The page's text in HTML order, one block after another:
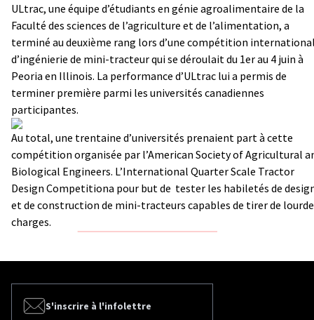
ULtrac, une équipe d’étudiants en génie agroalimentaire de la
Faculté des sciences de l’agriculture et de l’alimentation, a
terminé au deuxième rang lors d’une compétition
d’ingénierie de mini-tracteur qui se déroulait du 1er au 4 juin à
Peoria en Illinois. La performance d’ULtrac lui a permis de
terminer première parmi les universités canadiennes
participantes.
Au total, une trentaine d’universités prenaient part à cette
compétition organisée par l’American Society of Agricultural
Biological Engineers. L’International Quarter Scale Tractor
Design Competitiona pour but de tester les habiletés de
et de construction de mini-tracteurs capables de tirer de
charges.
S'inscrire à l'infolettre